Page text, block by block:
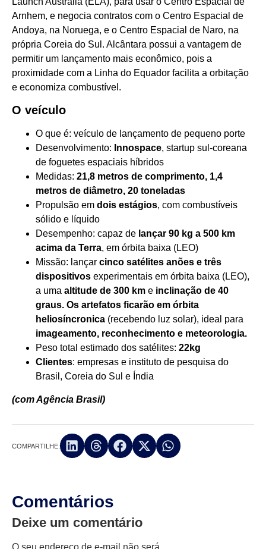
Arnhem, e negocia contratos com o Centro Espacial de
Andoya, na Noruega, e o Centro Espacial de Naro, na
própria Coreia do Sul. Alcântara possui a vantagem de
permitir um lançamento mais econômico, pois a
proximidade com a Linha do Equador facilita a orbitação
e economiza combustível.
O veículo
O que é: veículo de lançamento de pequeno porte
Desenvolvimento: Innospace, startup sul-coreana
de foguetes espaciais híbridos
Medidas: 21,8 metros de comprimento, 1,4
metros de diâmetro, 20 toneladas
Propulsão em dois estágios, com combustíveis
sólido e líquido
Desempenho: capaz de lançar 90 kg a 500 km
acima da Terra, em órbita baixa (LEO)
Missão: lançar cinco satélites anões e três
dispositivos experimentais em órbita baixa (LEO),
a uma altitude de 300 km e inclinação de 40
graus. Os artefatos ficarão em órbita
heliosíncronica (recebendo luz solar), ideal para
imageamento, reconhecimento e meteorologia.
Peso total estimado dos satélites: 22kg
Clientes: empresas e instituto de pesquisa do
Brasil, Coreia do Sul e Índia
(com Agência Brasil)
COMPARTILHE:
Comentários
Deixe um comentário
O seu endereço de e-mail não será